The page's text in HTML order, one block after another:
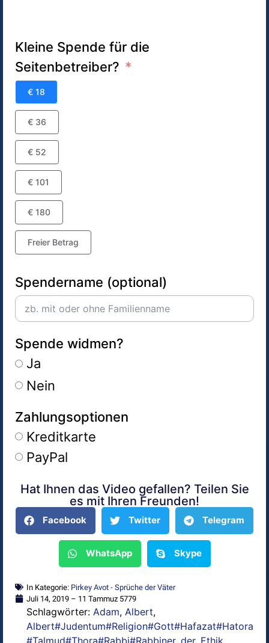
Kleine Spende für die
Seitenbetreiber?
€ 18
€ 36
€ 52
€ 101
€ 180
Freier Betrag
Spendername (optional)
Spende widmen?
Ja
Nein
Zahlungsoptionen
Kreditkarte
PayPal
Alternative:
Hat Ihnen das Video gefallen? Teilen Sie
es mit Ihren Freunden!
Facebook Twitter Telegram
WhatsApp Skype
In Kategorie: Pirkey Avot - Sprüche der Väter
Juli 14, 2019 – 11 Tammuz 5779
Schlagwörter: Adam, Albert,
Albert#Judentum#Religion#Gott#Hafazat#Hatora
#Talmud#Thora#Rabbi#Rabbiner, der, Ethik,